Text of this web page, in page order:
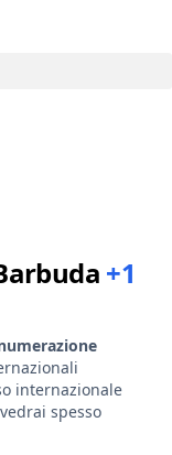
+1
internazionale
spesso